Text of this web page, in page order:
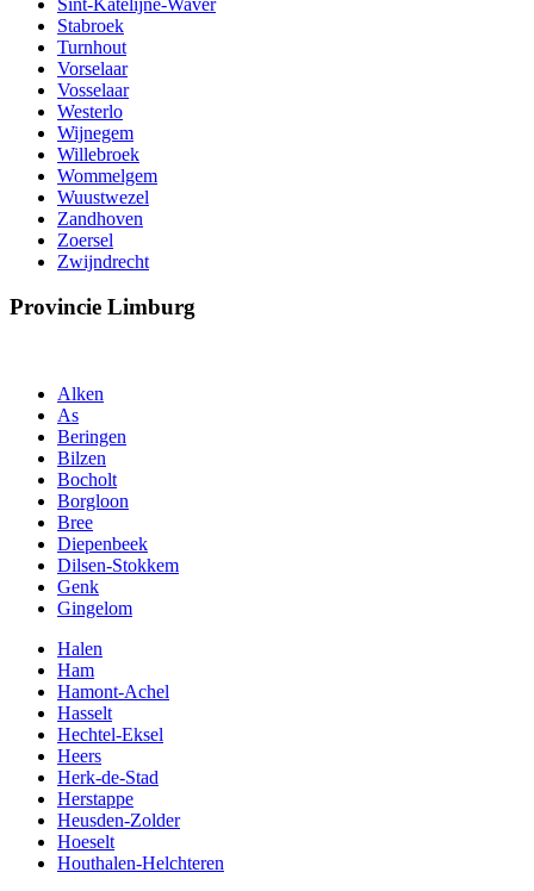
Stabroek
Turnhout
Vorselaar
Vosselaar
Westerlo
Wijnegem
Willebroek
Wommelgem
Wuustwezel
Zandhoven
Zoersel
Zwijndrecht
Provincie Limburg
Alken
As
Beringen
Bilzen
Bocholt
Borgloon
Bree
Diepenbeek
Dilsen-Stokkem
Genk
Gingelom
Halen
Ham
Hamont-Achel
Hasselt
Hechtel-Eksel
Heers
Herk-de-Stad
Herstappe
Heusden-Zolder
Hoeselt
Houthalen-Helchteren